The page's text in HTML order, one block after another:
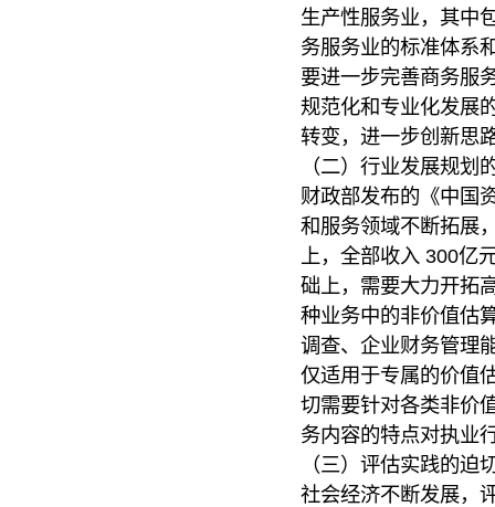
生产性服务业，其中
务服务业的标准体系
要进一步完善商务服
规范化和专业化发展
转变，进一步创新思
（二）行业发展规划
财政部发布的《中国
和服务领域不断拓展
上，全部收入 300亿
础上，需要大力开拓
种业务中的非价值估
调查、企业财务管理
仅适用于专属的价值
切需要针对各类非价
务内容的特点对执业
（三）评估实践的迫
社会经济不断发展，